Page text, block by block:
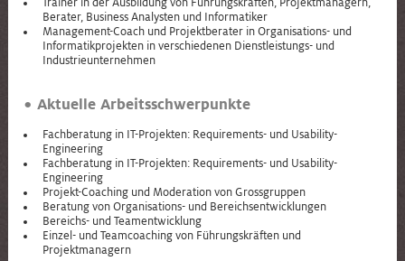
Trainer in der Ausbildung von Führungskräften, Projektmanagern,
Berater, Business Analysten und Informatiker
Management-Coach und Projektberater in Organisations- und
Informatikprojekten in verschiedenen Dienstleistungs- und
Industrieunternehmen
Aktuelle Arbeitsschwerpunkte
Fachberatung in IT-Projekten: Requirements- und Usability-
Engineering
Fachberatung in IT-Projekten: Requirements- und Usability-
Engineering
Projekt-Coaching und Moderation von Grossgruppen
Beratung von Organisations- und Bereichsentwicklungen
Bereichs- und Teamentwicklung
Einzel- und Teamcoaching von Führungskräften und
Projektmanagern